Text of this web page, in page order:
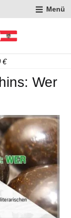
Menü
€
Wer